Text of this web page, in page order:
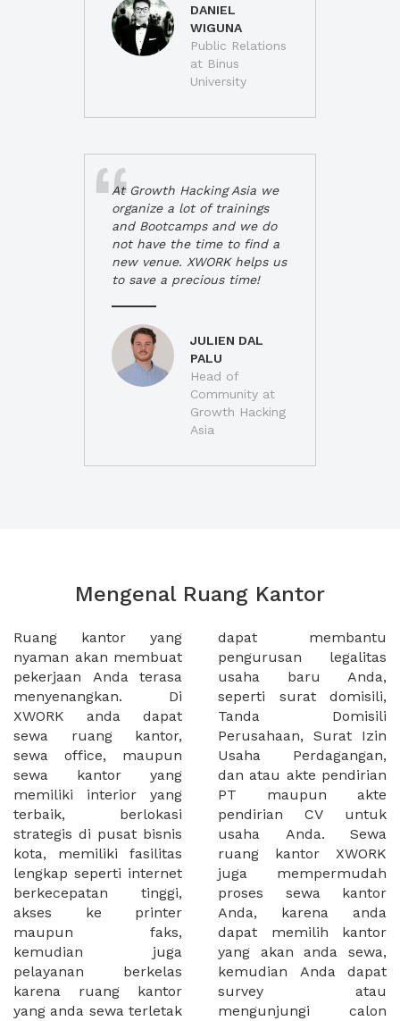
DANIEL
WIGUNA
Public Relations
at Binus
University
At Growth Hacking Asia we
organize a lot of trainings
and Bootcamps and we do
not have the time to find a
new venue. XWORK helps us
to save a precious time!
JULIEN DAL
PALU
Head of
Community at
Growth Hacking
Asia
Mengenal Ruang Kantor
Ruang kantor yang
nyaman akan membuat
pekerjaan Anda terasa
menyenangkan. Di
XWORK anda dapat
sewa ruang kantor,
sewa office, maupun
sewa kantor yang
memiliki interior yang
terbaik, berlokasi
strategis di pusat bisnis
kota, memiliki fasilitas
lengkap seperti internet
berkecepatan tinggi,
akses ke printer
maupun faks,
kemudian juga
pelayanan berkelas
karena ruang kantor
yang anda sewa terletak
dapat membantu
pengurusan legalitas
usaha baru Anda,
seperti surat domisili,
Tanda Domisili
Perusahaan, Surat Izin
Usaha Perdagangan,
dan atau akte pendirian
PT maupun akte
pendirian CV untuk
usaha Anda. Sewa
ruang kantor XWORK
juga mempermudah
proses sewa kantor
Anda, karena anda
dapat memilih kantor
yang akan anda sewa,
kemudian Anda dapat
survey atau
mengunjungi calon